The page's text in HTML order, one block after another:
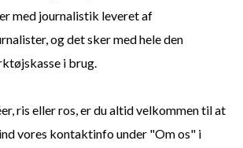
med journalistik leveret af
og det sker med hele den
i brug.
ris eller ros, er du altid velkommen til at
vores kontaktinfo under "Om os" i